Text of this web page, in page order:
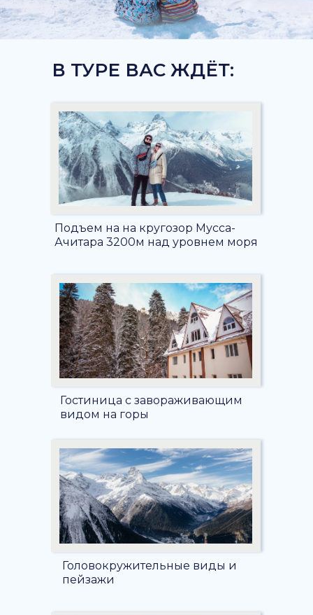
В ТУРЕ ВАС ЖДЁТ:
Подъем на на кругозор Мусса-
Ачитара 3200м над уровнем моря
Гостиница с завораживающим
видом на горы
Головокружительные виды и
пейзажи